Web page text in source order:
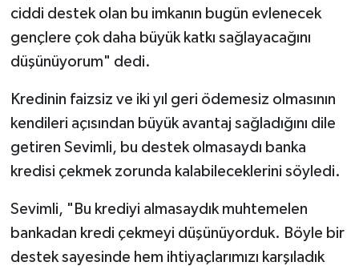
ciddi destek olan bu imkanın bugün evlenecek
gençlere çok daha büyük katkı sağlayacağını
düşünüyorum" dedi.
Kredinin faizsiz ve iki yıl geri ödemesiz olmasının
kendileri açısından büyük avantaj sağladığını dile
getiren Sevimli, bu destek olmasaydı banka
kredisi çekmek zorunda kalabileceklerini söyledi.
Sevimli, "Bu krediyi almasaydık muhtemelen
bankadan kredi çekmeyi düşünüyorduk. Böyle bir
destek sayesinde hem ihtiyaçlarımızı karşıladık